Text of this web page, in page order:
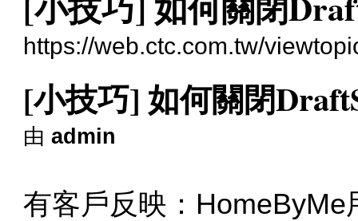
https://web.ctc.com.tw/
[小技巧] 如何關閉
由admin
有客戶反映：